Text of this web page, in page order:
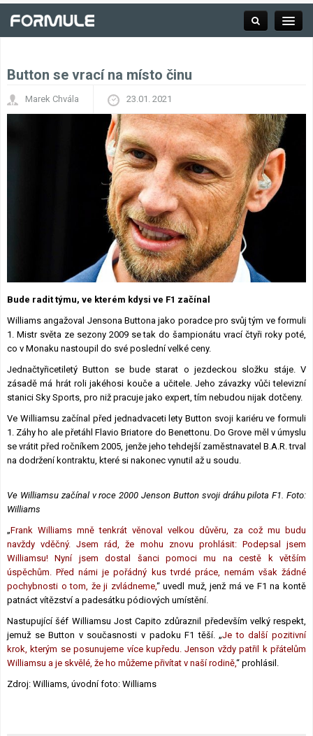
Závodní série
Kalendář F1
Výsledky F1
Týmy a jezdci F1
Lexikon F1
Button se vrací na místo činu
Marek Chvála 23.01. 2021
Bude radit týmu, ve kterém kdysi ve F1 začínal
Williams angažoval Jensona Buttona jako poradce pro svůj tým ve formuli
1. Mistr světa ze sezony 2009 se tak do šampionátu vrací čtyři roky poté,
co v Monaku nastoupil do své poslední velké ceny.
Jednačtyřicetiletý Button se bude starat o jezdeckou složku stáje. V
zásadě má hrát roli jakéhosi kouče a učitele. Jeho závazky vůči televizní
stanici Sky Sports, pro niž pracuje jako expert, tím nebudou nijak dotčeny.
Ve Williamsu začínal před jednadvaceti lety Button svoji kariéru ve formuli
1. Záhy ho ale přetáhl Flavio Briatore do Benettonu. Do Grove měl v úmyslu
se vrátit před ročníkem 2005, jenže jeho tehdejší zaměstnavatel B.A.R. trval
na dodržení kontraktu, které si nakonec vynutil až u soudu.
Ve Williamsu začínal v roce 2000 Jenson Button svoji dráhu pilota F1. Foto:
Williams
„Frank Williams mně tenkrát věnoval velkou důvěru, za což mu budu
navždy vděčný. Jsem rád, že mohu znovu prohlásit: Podepsal jsem
Williamsu! Nyní jsem dostal šanci pomoci mu na cestě k větším
úspěchům. Před námi je pořádný kus tvrdé práce, nemám však žádné
pochybnosti o tom, že ji zvládneme,“ uvedl muž, jenž má ve F1 na kontě
patnáct vítězství a padesátku pódiových umístění.
Nastupující šéf Williamsu Jost Capito zdůraznil především velký respekt,
jemuž se Button v současnosti v padoku F1 těší. „Je to další pozitivní
krok, kterým se posunujeme více kupředu. Jenson vždy patřil k přátelům
Williamsu a je skvělé, že ho můžeme přivítat v naší rodině,“ prohlásil.
Zdroj: Williams, úvodní foto: Williams